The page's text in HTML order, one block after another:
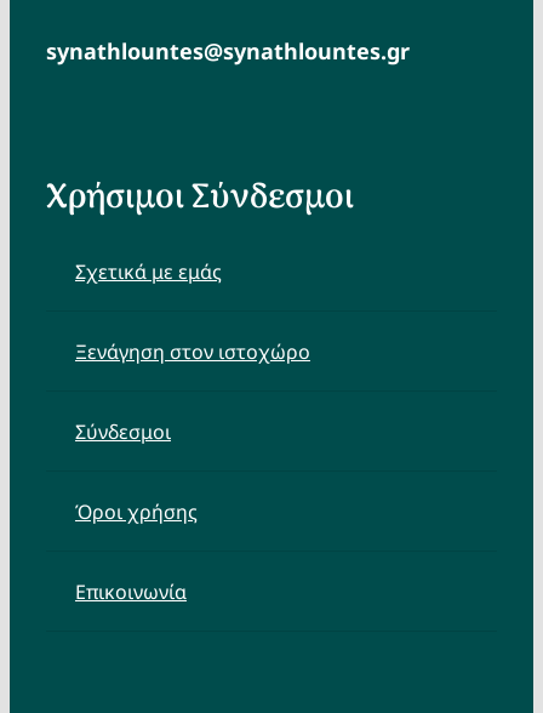
synathlountes@synathlountes.gr
Χρήσιμοι Σύνδεσμοι
Σχετικά με εμάς
Ξενάγηση στον ιστοχώρο
Σύνδεσμοι
Όροι χρήσης
Επικοινωνία